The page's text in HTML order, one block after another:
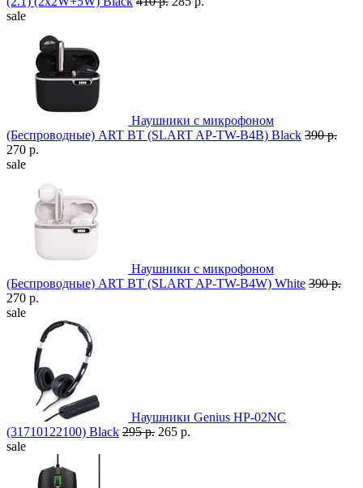
sale
Наушники с микрофоном
(Беспроводные) ART BT (SLART AP-TW-B4B) Black 390 р.
270 р.
sale
Наушники с микрофоном
(Беспроводные) ART BT (SLART AP-TW-B4W) White 390 р.
270 р.
sale
Наушники Genius HP-02NC
(31710122100) Black 295 р. 265 р.
sale